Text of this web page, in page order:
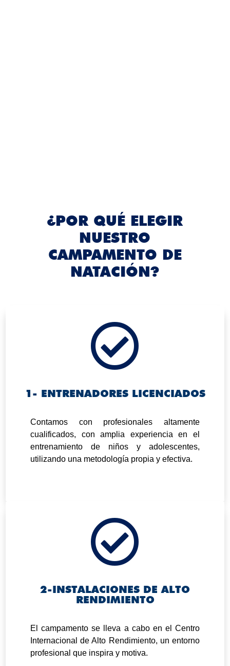
¿POR QUÉ ELEGIR
NUESTRO
CAMPAMENTO DE
NATACIÓN?

1- ENTRENADORES LICENCIADOS
Contamos con profesionales altamente
cualificados, con amplia experiencia en el
entrenamiento de niños y adolescentes,
utilizando una metodología propia y efectiva.

2-INSTALACIONES DE ALTO
RENDIMIENTO
El campamento se lleva a cabo en el Centro
Internacional de Alto Rendimiento, un entorno
profesional que inspira y motiva.